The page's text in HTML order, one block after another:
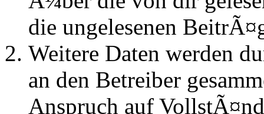
die ungelesenen
Weitere Daten werden
an den Betreiber
Anspruch auf